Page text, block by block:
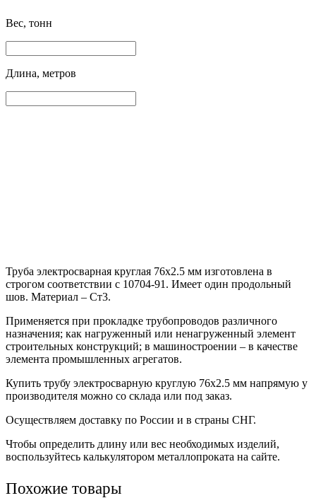
Вес, тонн
Длина, метров
Труба электросварная круглая 76х2.5 мм изготовлена в
строгом соответствии с 10704-91. Имеет один продольный
шов. Материал – Ст3.
Применяется при прокладке трубопроводов различного
назначения; как нагруженный или ненагруженный элемент
строительных конструкций; в машиностроении – в качестве
элемента промышленных агрегатов.
Купить трубу электросварную круглую 76х2.5 мм напрямую у
производителя можно со склада или под заказ.
Осуществляем доставку по России и в страны СНГ.
Чтобы определить длину или вес необходимых изделий,
воспользуйтесь калькулятором металлопроката на сайте.
Похожие товары